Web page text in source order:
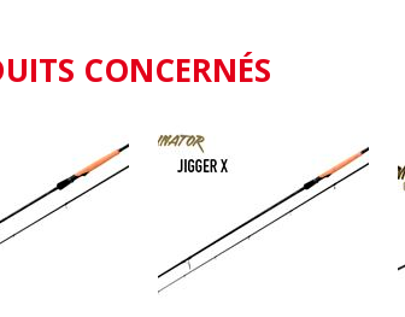
CONCERNÉS